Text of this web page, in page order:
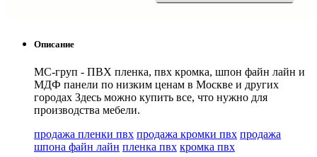
Описание
МС-груп - ПВХ пленка, пвх кромка, шпон файн лайн и
МДФ панели по низким ценам в Москве и других
городах Здесь можно купить все, что нужно для
производства мебели.
продажа пленки пвх продажа кромки пвх продажа
шпона файн лайн пленка пвх кромка пвх